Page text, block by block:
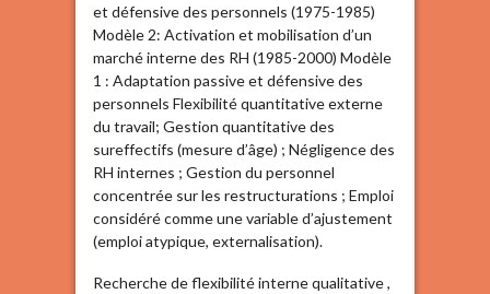
et défensive des personnels (1975-1985)
Modèle 2: Activation et mobilisation d’un
marché interne des RH (1985-2000) Modèle
1 : Adaptation passive et défensive des
personnels Flexibilité quantitative externe
du travail; Gestion quantitative des
sureffectifs (mesure d’âge) ; Négligence des
RH internes ; Gestion du personnel
concentrée sur les restructurations ; Emploi
considéré comme une variable d’ajustement
(emploi atypique, externalisation).
Recherche de flexibilité interne qualitative ,